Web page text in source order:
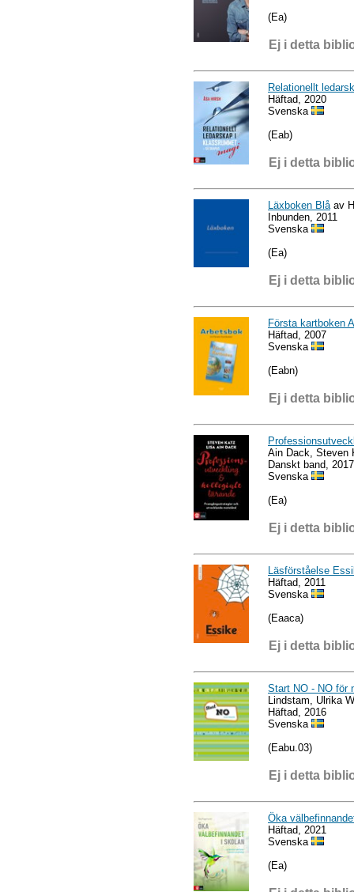
(Ea)
Ej i detta
Relationellt
Häftad, 2020
Svenska
(Eab)
Ej i detta
Läxboken Blå av
Inbunden, 2011
Svenska
(Ea)
Ej i detta
Första kartboken
Häftad, 2007
Svenska
(Eabn)
Ej i detta
Ain Dack, Steven
Danskt band, 2017
Svenska
(Ea)
Ej i detta
Läsförståelse
Häftad, 2011
Svenska
(Eaaca)
Ej i detta
Start NO - NO för
Lindstam, Ulrika
Häftad, 2016
Svenska
(Eabu.03)
Ej i detta
Öka
Häftad, 2021
Svenska
(Ea)